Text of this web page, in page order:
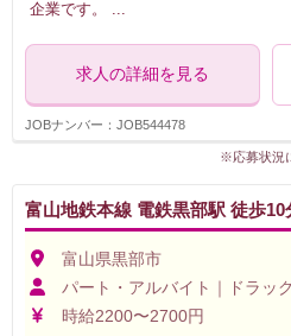
企業です。 ...
求人の詳細を見る
JOBナンバー：JOB544478
※応募状況
富山地鉄本線 電鉄黒部駅 徒歩10
富山県黒部市
パート・アルバイト｜ドラッ
時給2200〜2700円